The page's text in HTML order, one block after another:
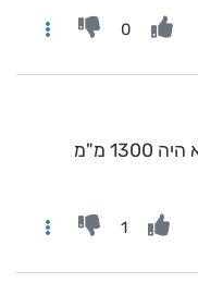
0
נראה לי ב50 שנה האחרונות לא היה 1300 מ"מ
1